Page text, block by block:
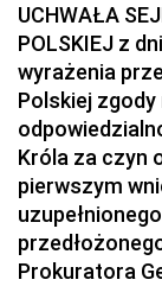
UCHWAŁA
POLSKIEJ z
wyrażenia
Polskiej
Króla za czyn
pierwszym
Prokuratora